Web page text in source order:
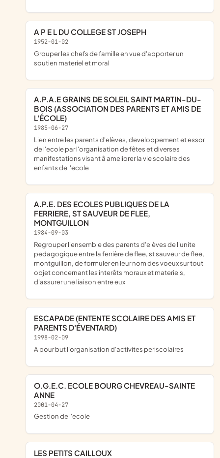
A P E L DU COLLEGE ST JOSEPH
1952-01-02
grouper les chefs de famille en vue d'apporter un
soutien materiel et moral
A.P.A.E GRAINS DE SOLEIL SAINT MARTIN-DU-
BOIS (ASSOCIATION DES PARENTS ET AMIS DE
L'ÉCOLE)
1985-06-27
lien entre les parents d'elèves, developpement et essor
de l'ecole par l'organisation de fêtes et diverses
manifestations visant â ameliorer la vie scolaire des
enfants de l'ecole
A.P.E. DES ECOLES PUBLIQUES DE LA
FERRIERE, ST SAUVEUR DE FLEE,
MONTGUILLON
1984-09-03
regrouper l'ensemble des parents d'elèves de l'unite
pedagogique entre la ferrière de flee, st sauveur de flee,
montguillon, de formuler en leur nom des voeux sur tout
objet concernant les interêts moraux et materiels,
d'assurer une liaison entre eux
ESCAPADE (ENTENTE SCOLAIRE DES AMIS ET
PARENTS D'ÉVENTARD)
1998-02-09
a pour but l'organisation d'activites periscolaires
O.G.E.C. ECOLE BOURG CHEVREAU-SAINTE
ANNE
2001-04-27
gestion de l'ecole
LES PETITS CAILLOUX